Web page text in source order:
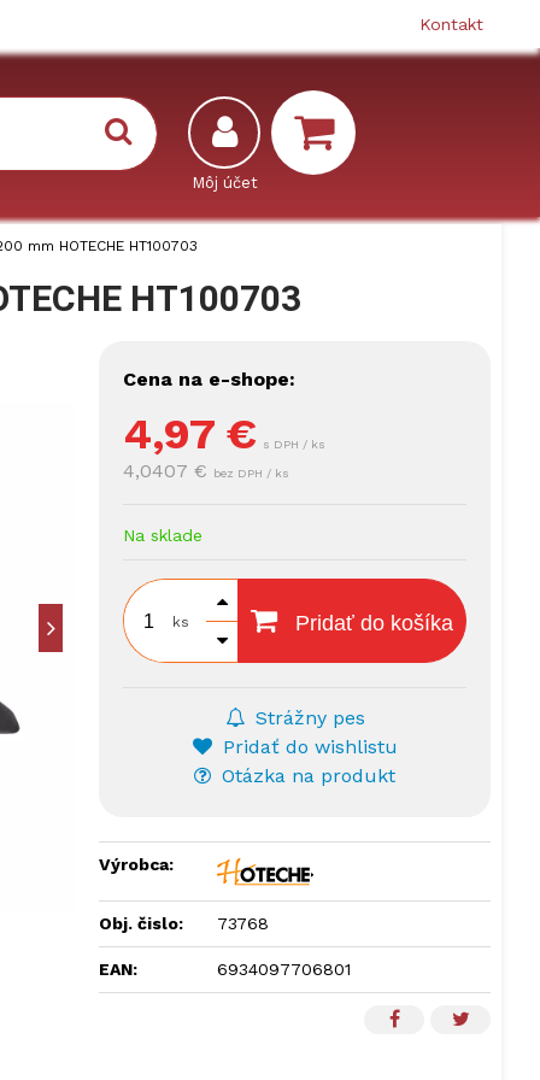
Kontakt
mm HOTECHE HT100703
HT100703
Cena na e-shope:
4,97 € s DPH / ks
4,0407 € bez DPH / ks
Na sklade
ks Pridať do košíka
Strážny pes
Pridať do wishlistu
Otázka na produkt
Výrobca:
Obj. čislo: 73768
EAN: 6934097706801